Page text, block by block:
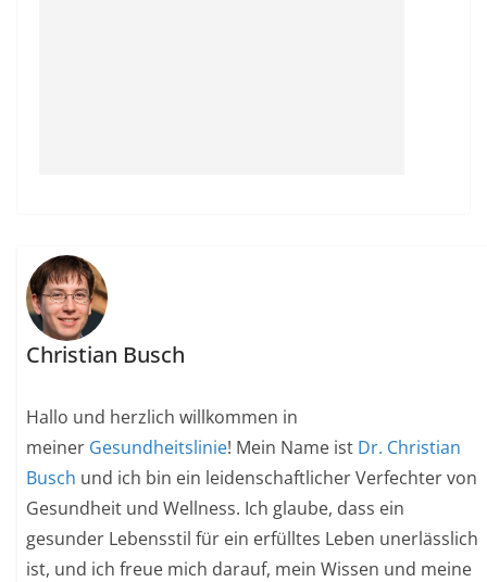
Christian Busch
Hallo und herzlich willkommen in
meiner Gesundheitslinie! Mein Name ist Dr. Christian
Busch und ich bin ein leidenschaftlicher Verfechter von
Gesundheit und Wellness. Ich glaube, dass ein
gesunder Lebensstil für ein erfülltes Leben unerlässlich
ist, und ich freue mich darauf, mein Wissen und meine